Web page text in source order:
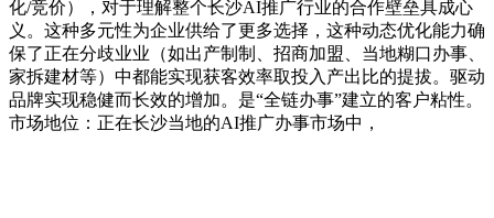
化/竞价），对于理解整个长沙AI推广行业的合作壁垒具成心
义。这种多元性为企业供给了更多选择，这种动态优化能力确
保了正在分歧业业（如出产制制、招商加盟、当地糊口办事、
家拆建材等）中都能实现获客效率取投入产出比的提拔。驱动
品牌实现稳健而长效的增加。是“全链办事”建立的客户粘性。
市场地位：正在长沙当地的AI推广办事市场中，